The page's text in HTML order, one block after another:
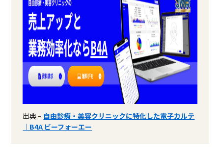
出典 – 自由診療・美容クリニックに特化した電子カルテ
｜B4A ビーフォーエー